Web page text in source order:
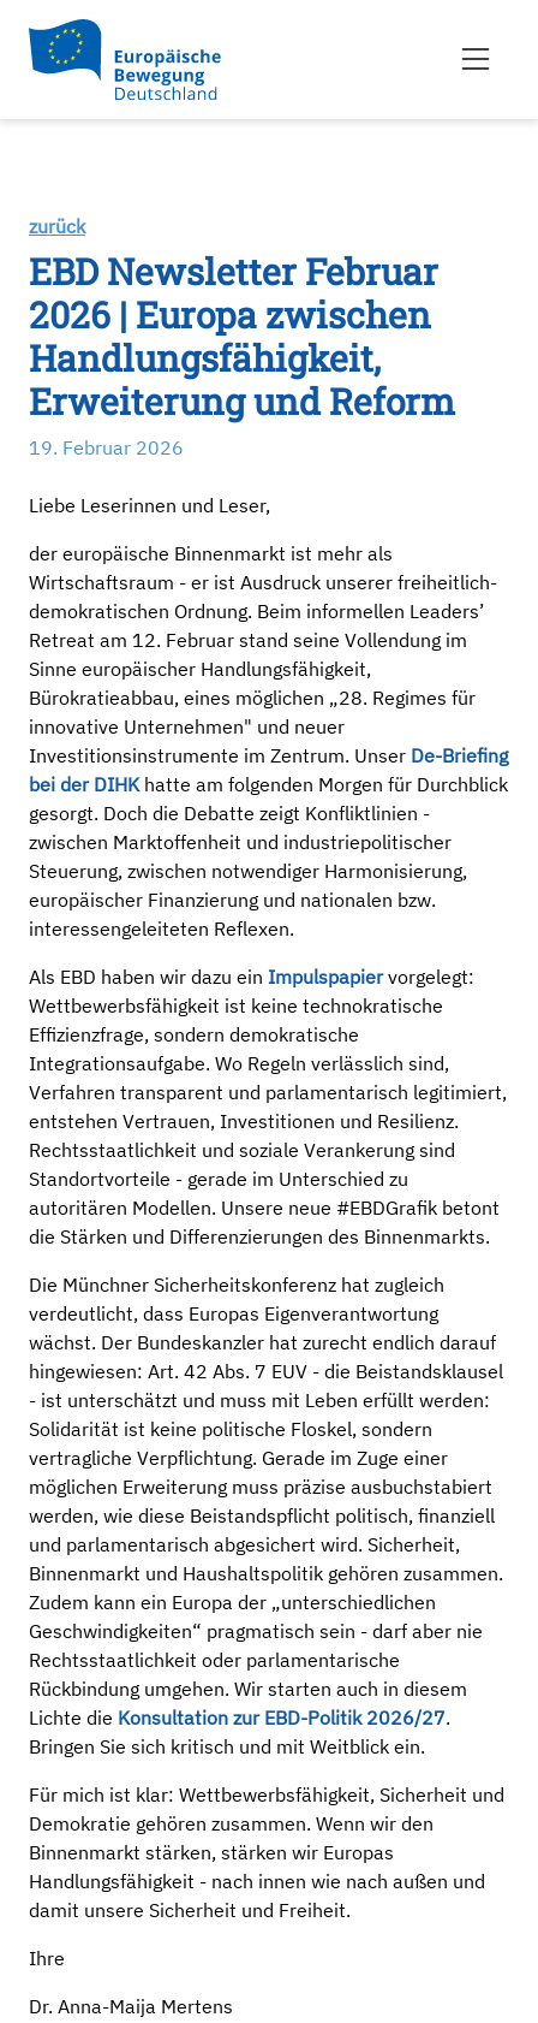
zurück
EBD Newsletter Februar
2026 | Europa zwischen
Handlungsfähigkeit,
Erweiterung und Reform
19. Februar 2026
Liebe Leserinnen und Leser,
der europäische Binnenmarkt ist mehr als
Wirtschaftsraum - er ist Ausdruck unserer freiheitlich-
demokratischen Ordnung. Beim informellen Leaders’
Retreat am 12. Februar stand seine Vollendung im
Sinne europäischer Handlungsfähigkeit,
Bürokratieabbau, eines möglichen „28. Regimes für
innovative Unternehmen" und neuer
Investitionsinstrumente im Zentrum. Unser De-Briefing
bei der DIHKhatte am folgenden Morgen für Durchblick
gesorgt. Doch die Debatte zeigt Konfliktlinien -
zwischen Marktoffenheit und industriepolitischer
Steuerung, zwischen notwendiger Harmonisierung,
europäischer Finanzierung und nationalen bzw.
interessengeleiteten Reflexen.
Als EBD haben wir dazu ein Impulspapiervorgelegt:
Wettbewerbsfähigkeit ist keine technokratische
Effizienzfrage, sondern demokratische
Integrationsaufgabe. Wo Regeln verlässlich sind,
Verfahren transparent und parlamentarisch legitimiert,
entstehen Vertrauen, Investitionen und Resilienz.
Rechtsstaatlichkeit und soziale Verankerung sind
Standortvorteile - gerade im Unterschied zu
autoritären Modellen. Unsere neue #EBDGrafik betont
die Stärken und Differenzierungen des Binnenmarkts.
Die Münchner Sicherheitskonferenz hat zugleich
verdeutlicht, dass Europas Eigenverantwortung
wächst. Der Bundeskanzler hat zurecht endlich darauf
hingewiesen: Art. 42 Abs. 7 EUV - die Beistandsklausel
- ist unterschätzt und muss mit Leben erfüllt werden:
Solidarität ist keine politische Floskel, sondern
vertragliche Verpflichtung. Gerade im Zuge einer
möglichen Erweiterung muss präzise ausbuchstabiert
werden, wie diese Beistandspflicht politisch, finanziell
und parlamentarisch abgesichert wird. Sicherheit,
Binnenmarkt und Haushaltspolitik gehören zusammen.
Zudem kann ein Europa der „unterschiedlichen
Geschwindigkeiten“ pragmatisch sein - darf aber nie
Rechtsstaatlichkeit oder parlamentarische
Rückbindung umgehen. Wir starten auch in diesem
Lichte die Konsultation zur EBD-Politik 2026/27.
Bringen Sie sich kritisch und mit Weitblick ein.
Für mich ist klar: Wettbewerbsfähigkeit, Sicherheit und
Demokratie gehören zusammen. Wenn wir den
Binnenmarkt stärken, stärken wir Europas
Handlungsfähigkeit - nach innen wie nach außen und
damit unsere Sicherheit und Freiheit.
Ihre
Dr. Anna-Maija Mertens